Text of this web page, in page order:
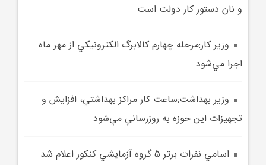
و نان دستور کار دولت است
وزير کار:مرحله چهارم کالابرگ الکترونيکي از مهر ماه
اجرا مي‌شود
وزير بهداشت:ساعت کار مراکز بهداشتي، افزايش و
تجهيزات اين حوزه به روزرساني مي‌شود
اسامي نفرات برتر 5 گروه آزمايشي کنکور اعلام شد